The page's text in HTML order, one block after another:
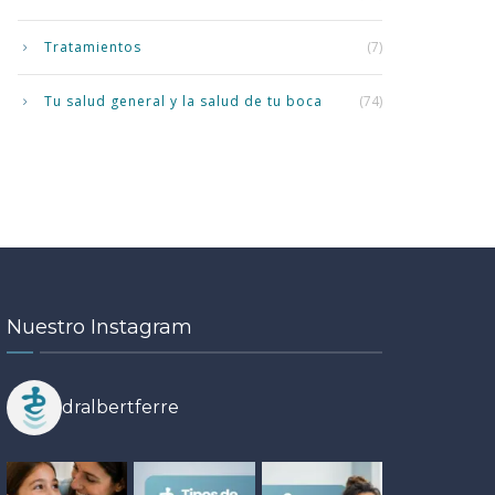
Tratamientos (7)
Tu salud general y la salud de tu boca (74)
19
MAY
DENTAL • ORTODONCIA
BUCODENTAL
en verano en
ventajas reales, dudas
Nuestro Instagram
dralbertferre